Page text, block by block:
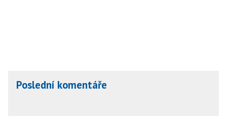
Poslední komentáře